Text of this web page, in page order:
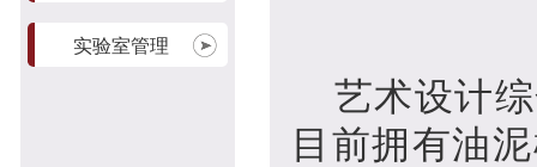
实验室管理
艺术设计
目前拥有油